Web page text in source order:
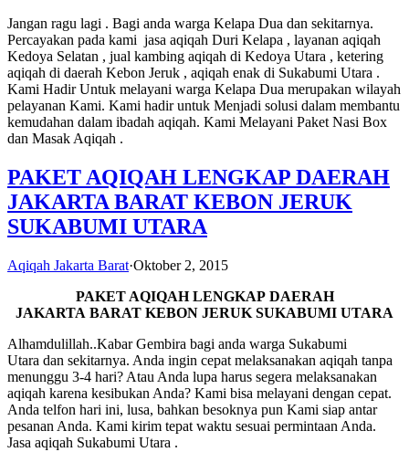
Jangan ragu lagi . Bagi anda warga Kelapa Dua dan sekitarnya.
Percayakan pada kami jasa aqiqah Duri Kelapa , layanan aqiqah
Kedoya Selatan , jual kambing aqiqah di Kedoya Utara , ketering
aqiqah di daerah Kebon Jeruk , aqiqah enak di Sukabumi Utara .
Kami Hadir Untuk melayani warga Kelapa Dua merupakan wilayah
pelayanan Kami. Kami hadir untuk Menjadi solusi dalam membantu
kemudahan dalam ibadah aqiqah. Kami Melayani Paket Nasi Box
dan Masak Aqiqah .
PAKET AQIQAH LENGKAP DAERAH
JAKARTA BARAT KEBON JERUK
SUKABUMI UTARA
Aqiqah Jakarta Barat·Oktober 2, 2015
PAKET AQIQAH LENGKAP DAERAH
JAKARTA BARAT KEBON JERUK SUKABUMI UTARA
Alhamdulillah..Kabar Gembira bagi anda warga Sukabumi
Utara dan sekitarnya. Anda ingin cepat melaksanakan aqiqah tanpa
menunggu 3-4 hari? Atau Anda lupa harus segera melaksanakan
aqiqah karena kesibukan Anda? Kami bisa melayani dengan cepat.
Anda telfon hari ini, lusa, bahkan besoknya pun Kami siap antar
pesanan Anda. Kami kirim tepat waktu sesuai permintaan Anda.
Jasa aqiqah Sukabumi Utara .